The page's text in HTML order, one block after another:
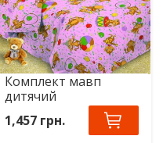
Комплект мавп
дитячий
1,457 грн.